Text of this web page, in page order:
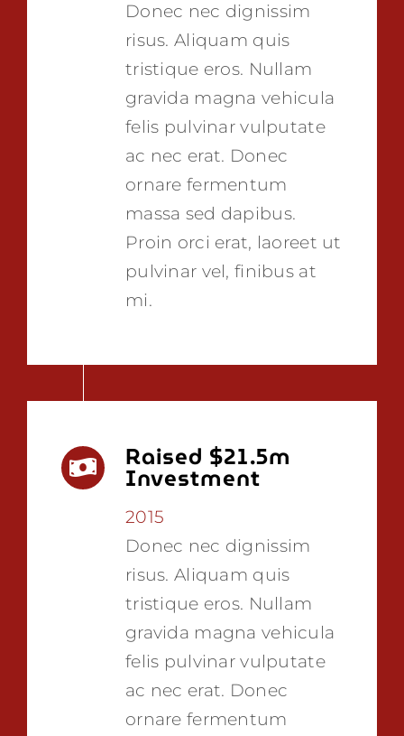
Donec nec dignissim
risus. Aliquam quis
tristique eros. Nullam
gravida magna vehicula
felis pulvinar vulputate
ac nec erat. Donec
ornare fermentum
massa sed dapibus.
Proin orci erat, laoreet ut
pulvinar vel, finibus at
mi.
Raised $21.5m
Investment
2015
Donec nec dignissim
risus. Aliquam quis
tristique eros. Nullam
gravida magna vehicula
felis pulvinar vulputate
ac nec erat. Donec
ornare fermentum